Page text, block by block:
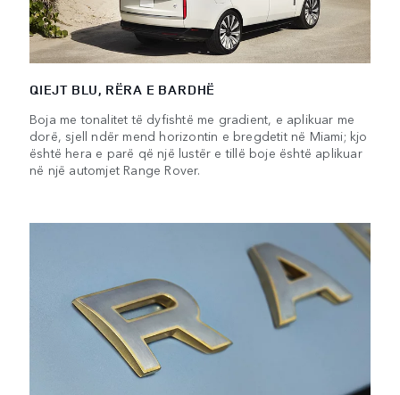
QIEJT BLU, RËRA E BARDHË
Boja me tonalitet të dyfishtë me gradient, e aplikuar me
dorë, sjell ndër mend horizontin e bregdetit në Miami; kjo
është hera e parë që një lustër e tillë boje është aplikuar
në një automjet Range Rover.